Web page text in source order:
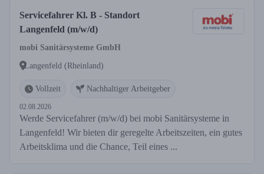
Servicefahrer Kl. B - Standort
Langenfeld (m/w/d)
mobi Sanitärsysteme GmbH
Langenfeld (Rheinland)
Vollzeit Nachhaltiger Arbeitgeber
02.08.2026
Werde Servicefahrer (m/w/d) bei mobi Sanitärsysteme in
Langenfeld! Wir bieten dir geregelte Arbeitszeiten, ein gutes
Arbeitsklima und die Chance, Teil eines ...